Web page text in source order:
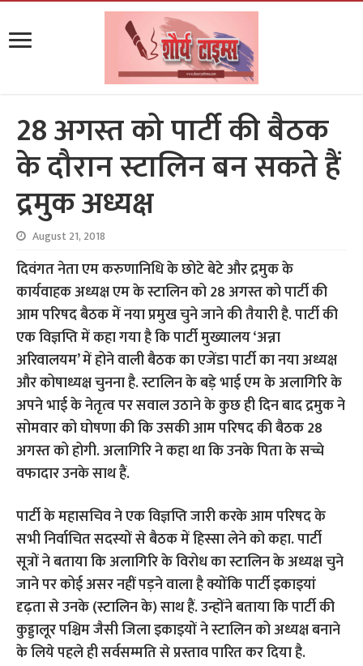
28 अगस्त को पार्टी की बैठक
के दौरान स्टालिन बन सकते हैं
द्रमुक अध्यक्ष
August 21, 2018
दिवंगत नेता एम करुणानिधि के छोटे बेटे और द्रमुक के
कार्यवाहक अध्यक्ष एम के स्टालिन को 28 अगस्त को पार्टी की
आम परिषद बैठक में नया प्रमुख चुने जाने की तैयारी है. पार्टी की
एक विज्ञप्ति में कहा गया है कि पार्टी मुख्यालय ‘अन्ना
अरिवालयम’ में होने वाली बैठक का एजेंडा पार्टी का नया अध्यक्ष
और कोषाध्यक्ष चुनना है.स्टालिन के बड़े भाई एम के अलागिरि के
अपने भाई के नेतृत्व पर सवाल उठाने के कुछ ही दिन बाद द्रमुक ने
सोमवार को घोषणा की कि उसकी आम परिषद की बैठक 28
अगस्त को होगी. अलागिरि ने कहा था कि उनके पिता के सच्चे
वफादार उनके साथ हैं.
पार्टी के महासचिव ने एक विज्ञप्ति जारी करके आम परिषद के
सभी निर्वाचित सदस्यों से बैठक में हिस्सा लेने को कहा. पार्टी
सूत्रों ने बताया कि अलागिरि के विरोध का स्टालिन के अध्यक्ष चुने
जाने पर कोई असर नहीं पड़ने वाला है क्योंकि पार्टी इकाइयां
दृढ़ता से उनके (स्टालिन के) साथ हैं. उन्होंने बताया कि पार्टी की
कुड्डालूर पश्चिम जैसी जिला इकाइयों ने स्टालिन को अध्यक्ष बनाने
के लिये पहले ही सर्वसम्मति से प्रस्ताव पारित कर दिया है.